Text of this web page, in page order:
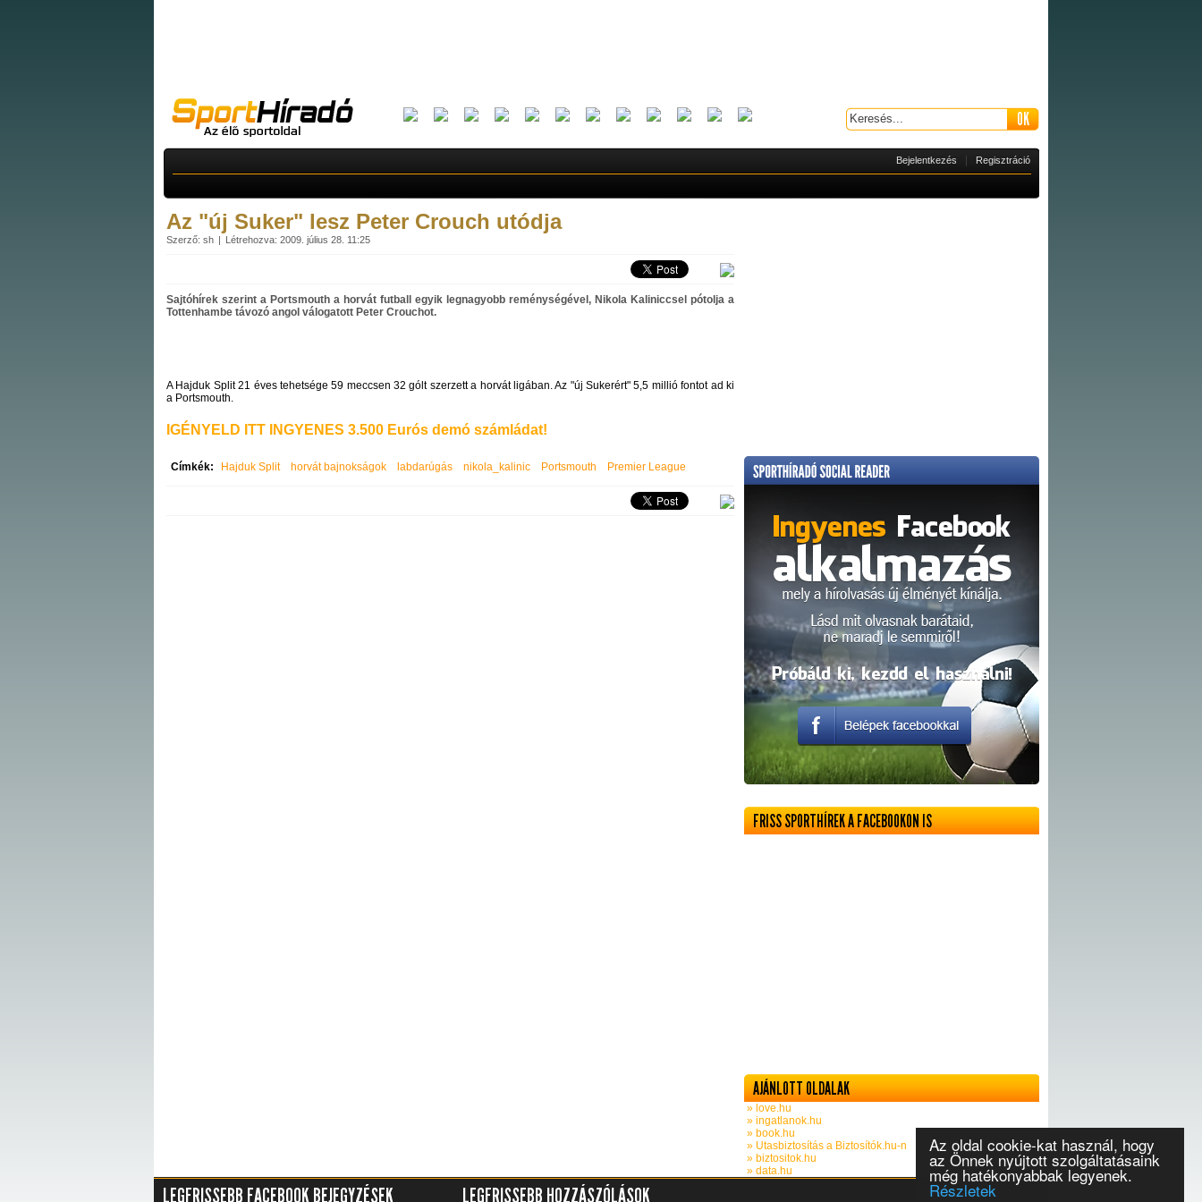
Az oldal cookie-kat használ, hogy
az Önnek nyújtott szolgáltatásaink
még hatékonyabbak legyenek.
Részletek
Bejelentkezés Regisztráció
Az "új Suker" lesz Peter Crouch utódja
Szerző: sh Létrehozva: 2009. július 28. 11:25
Sajtóhírek szerint a Portsmouth a horvát futball egyik legnagyobb reménységével, Nikola Kaliniccsel pótolja a
Tottenhambe távozó angol válogatott Peter Crouchot.
A Hajduk Split 21 éves tehetsége 59 meccsen 32 gólt szerzett a horvát ligában. Az "új Sukerért" 5,5 millió fontot ad ki
a Portsmouth.
IGÉNYELD ITT INGYENES 3.500 Eurós demó számládat!
Címkék: Hajduk Split horvát bajnokságok labdarúgás nikola_kalinic Portsmouth Premier League
FRISS SPORTHÍREK A FACEBOOKON IS
AJÁNLOTT OLDALAK
» love.hu
» ingatlanok.hu
» book.hu
» Utasbiztosítás a Biztosítók.hu-n
» biztositok.hu
» data.hu
LEGFRISSEBB FACEBOOK BEJEGYZÉSEK LEGFRISSEBB HOZZÁSZÓLÁSOK